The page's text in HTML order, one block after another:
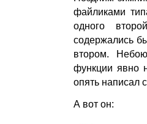
файликами
одного
содержались
втором.
функции явно
опять написал
А вот он: